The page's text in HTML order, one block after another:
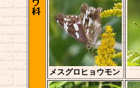
メスグロヒョウモン